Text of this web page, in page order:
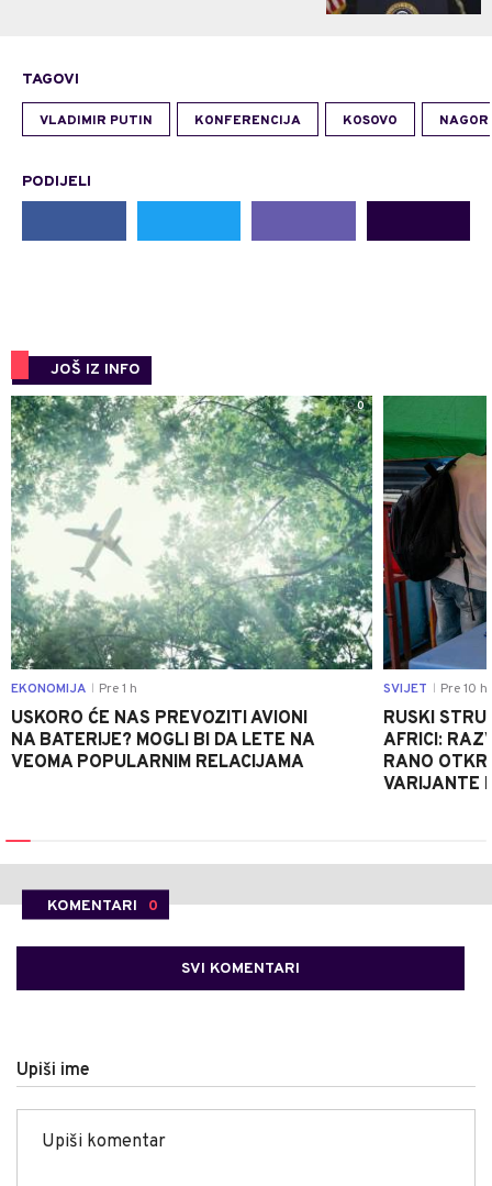
TAGOVI
VLADIMIR PUTIN KONFERENCIJA KOSOVO
PODIJELI
JOŠ IZ INFO
0
EKONOMIJA Pre 1 h
USKORO ĆE NAS PREVOZITI AVIONI
NA BATERIJE? MOGLI BI DA LETE NA
VEOMA POPULARNIM RELACIJAMA
SVIJET Pre 10 h
RUSKI
AFRICI:
RANO
VARIJANTE
KOMENTARI 0
SVI KOMENTARI
Upiši ime